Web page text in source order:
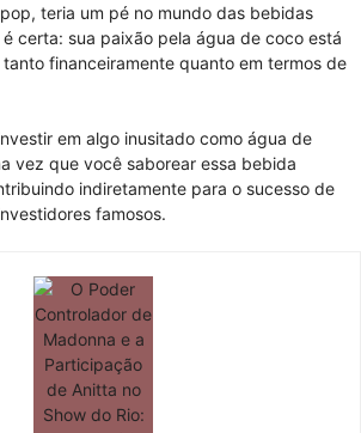
teria um pé no mundo das bebidas
certa: sua paixão pela água de coco está
financeiramente quanto em termos de
em algo inusitado como água de
vez que você saborear essa bebida
indiretamente para o sucesso de
famosos.